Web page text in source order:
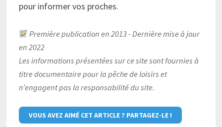
pour informer vos proches.
Première publication en 2013 - Dernière mise à jour
en 2022
Les informations présentées sur ce site sont fournies à
titre documentaire pour la pêche de loisirs et
n’engagent pas la responsabilité du site.
VOUS AVEZ AIMÉ CET ARTICLE ? PARTAGEZ-LE !